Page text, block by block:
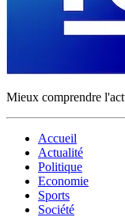
Mieux comprendre
Accueil
Actualité
Politique
Economie
Sports
Société